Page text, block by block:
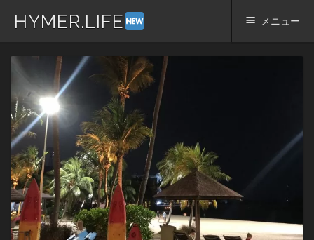
HYMER.LIFE メニュー
ン
ツ
へ
ス
キ
ッ
プ